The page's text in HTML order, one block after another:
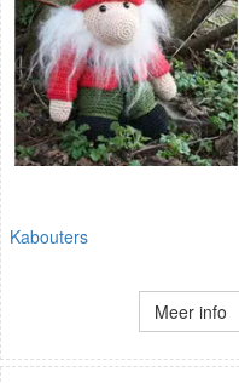
Kabouters
Meer info